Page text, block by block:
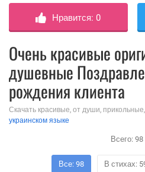
Нравится:0
Очень красивые
душевные
рождения клиента
Скачать красивые, от души,
украинском языке
Всего: 98
Все: 98 В стихах: